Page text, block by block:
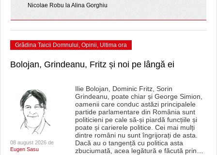
Nicolae Robu la Alina Gorghiu
Grădina Taicii Domnului, Opinii, Ultima ora
Bolojan, Grindeanu, Fritz și noi pe lângă ei
08 august 2026 de
Eugen Sasu
Ilie Bolojan, Dominic Fritz, Sorin
Grindeanu, poate chiar și George Simion,
oamenii care conduc astăzi principalele
partide parlamentare din România sunt
politicieni pe cale să-și piardă funcțiile și
poate și carierele politice. Cei mai mulți
dintre români nu sunt îngrijorați de asta.
Dacă au o tangență cu politica asta
zbuciumată, acea legătură e făcută prin